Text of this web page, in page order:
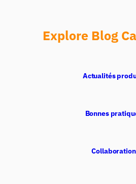
Explore Blog
Actualités
Bonnes
Collaboration